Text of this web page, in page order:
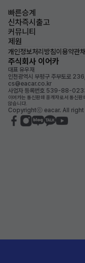
빠른승계
신차즉시출고
커뮤니티
제원
개인정보처리방침이용약관
주식회사 이어카
대표 유우재
인천광역시 부평구 주부토로
cs@eacar.co.kr
사업자 등록번호 539-88-
이어카는 통신판매 중개자로서 통신
않습니다.
Copyrightⓒ eacar. All right